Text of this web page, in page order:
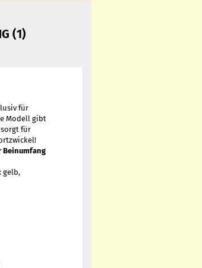
(1)
für
Modell gibt
für
Beinumfang
gelb,